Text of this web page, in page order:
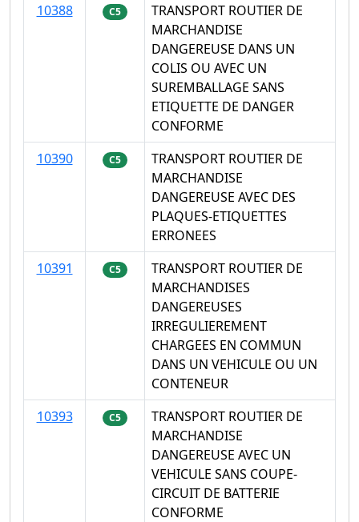
10388
C5
TRANSPORT ROUTIER DE
MARCHANDISE
DANGEREUSE DANS UN
COLIS OU AVEC UN
SUREMBALLAGE SANS
ETIQUETTE DE DANGER
CONFORME
10390
C5
TRANSPORT ROUTIER DE
MARCHANDISE
DANGEREUSE AVEC DES
PLAQUES-ETIQUETTES
ERRONEES
10391
C5
TRANSPORT ROUTIER DE
MARCHANDISES
DANGEREUSES
IRREGULIEREMENT
CHARGEES EN COMMUN
DANS UN VEHICULE OU UN
CONTENEUR
10393
C5
TRANSPORT ROUTIER DE
MARCHANDISE
DANGEREUSE AVEC UN
VEHICULE SANS COUPE-
CIRCUIT DE BATTERIE
CONFORME